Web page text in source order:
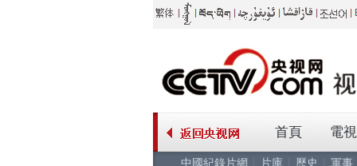
首頁 電視
中國紀錄片網 片庫 歷史 軍事